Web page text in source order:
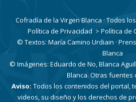
Cofradía de la Virgen Blanca · Todos
Política de Privacidad > Política de
© Textos: María Camino Urdiain ·
Blanca
© Imágenes: Eduardo de No, Blanca
Blanca. Otras fuentes
Aviso: Todos los contenidos del portal,
videos, su diseño y los derechos de